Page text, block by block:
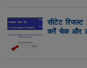
सीटेट
करें चेक और